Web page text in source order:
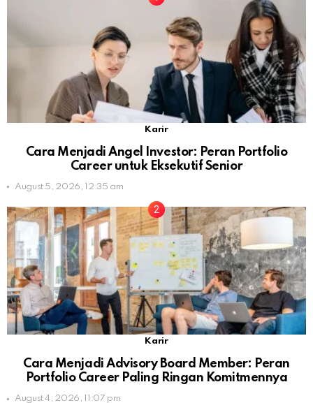
Karir
Cara Menjadi Angel Investor: Peran Portfolio
Career untuk Eksekutif Senior
August 5, 2026, 12:35 am
Karir
Cara Menjadi Advisory Board Member: Peran
Portfolio Career Paling Ringan Komitmennya
August 4, 2026, 11:07 pm